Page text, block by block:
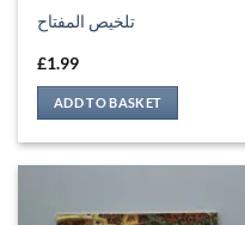
تلخيص المفتاح
£1.99
ADD TO BASKET